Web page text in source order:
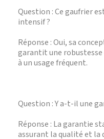
Question : Ce gaufrier
intensif ?
Réponse : Oui, sa
garantit une
à un usage fréquent.
Question : Y a-t-il une
Réponse : La garantie
assurant la qualité et la